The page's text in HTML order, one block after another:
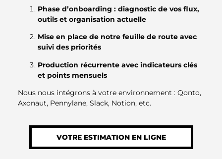
Phase d’onboarding : diagnostic de vos flux,
outils et organisation actuelle
Mise en place de notre feuille de route avec
suivi des priorités
Production récurrente avec indicateurs clés
et points mensuels
Nous nous intégrons à votre environnement : Qonto,
Axonaut, Pennylane, Slack, Notion, etc.
VOTRE ESTIMATION EN LIGNE